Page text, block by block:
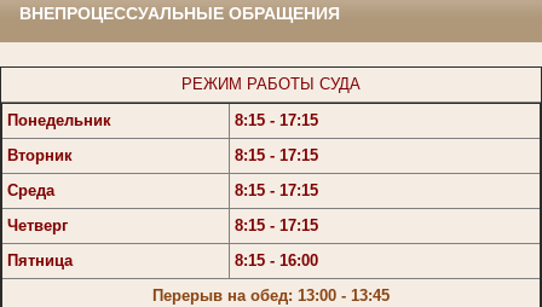
ВНЕПРОЦЕССУАЛЬНЫЕ ОБРАЩЕНИЯ
РЕЖИМ РАБОТЫ СУДА
Понедельник
8:15 - 17:15
Вторник
8:15 - 17:15
Среда
8:15 - 17:15
Четверг
8:15 - 17:15
Пятница
8:15 - 16:00
Перерыв на обед: 13:00 - 13:45